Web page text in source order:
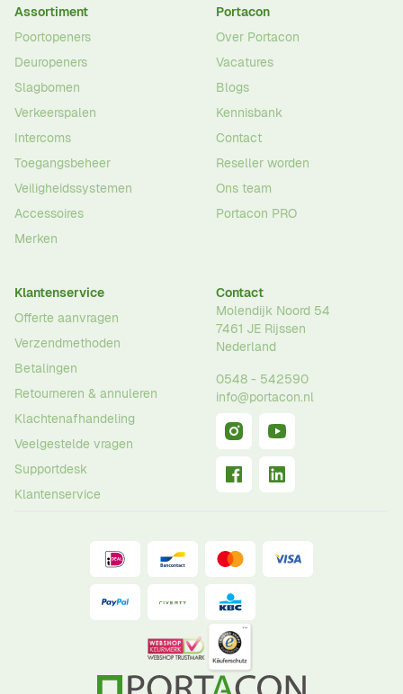
Assortiment
Poortopeners
Deuropeners
Slagbomen
Verkeerspalen
Intercoms
Toegangsbeheer
Veiligheidssystemen
Accessoires
Merken
Portacon
Over Portacon
Vacatures
Blogs
Kennisbank
Contact
Reseller worden
Ons team
Portacon PRO
Klantenservice
Offerte aanvragen
Verzendmethoden
Betalingen
Retourneren & annuleren
Klachtenafhandeling
Veelgestelde vragen
Supportdesk
Klantenservice
Contact
Molendijk Noord 54
7461 JE Rijssen
Nederland
0548 - 542590
info@portacon.nl